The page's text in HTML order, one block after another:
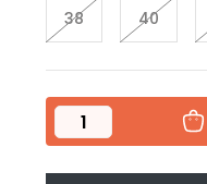
38 40